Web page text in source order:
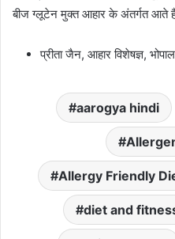
बीज ग्लूटेन मुक्त आहार के अंतर्गत आते
प्रीता जैन, आहार विशेषज्ञ, भोपाल
aarogya hindi
Allergy Friendly
diet and